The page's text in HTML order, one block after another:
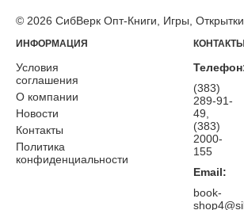
© 2026 СибВерк Опт-Книги, Игры, Открытки
ИНФОРМАЦИЯ
Условия
соглашения
О компании
Новости
Контакты
Политика
конфиденциальности
КОНТАКТЫ
(383)
289-91-
49,
(383)
2000-
155
Email:
book-